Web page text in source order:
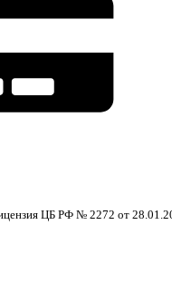
ЦБ РФ № 2272 от